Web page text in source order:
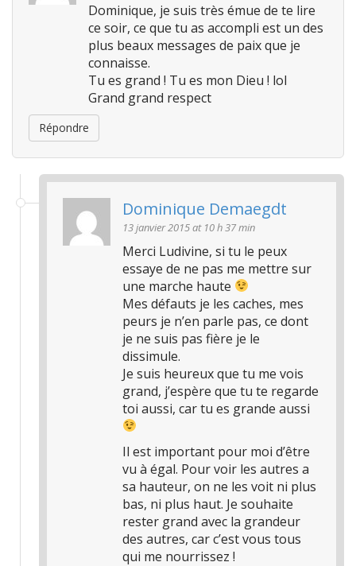
Dominique, je suis très émue de te lire
ce soir, ce que tu as accompli est un des
plus beaux messages de paix que je
connaisse.
Tu es grand ! Tu es mon Dieu ! lol
Grand grand respect
Répondre
Dominique Demaegdt
13 janvier 2015 at 10 h 37 min
Merci Ludivine, si tu le peux
essaye de ne pas me mettre sur
une marche haute
Mes défauts je les caches, mes
peurs je n’en parle pas, ce dont
je ne suis pas fière je le
dissimule.
Je suis heureux que tu me vois
grand, j’espère que tu te regarde
toi aussi, car tu es grande aussi
Il est important pour moi d’être
vu à égal. Pour voir les autres a
sa hauteur, on ne les voit ni plus
bas, ni plus haut. Je souhaite
rester grand avec la grandeur
des autres, car c’est vous tous
qui me nourrissez !